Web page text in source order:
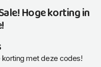
Hoge korting in
met deze codes!